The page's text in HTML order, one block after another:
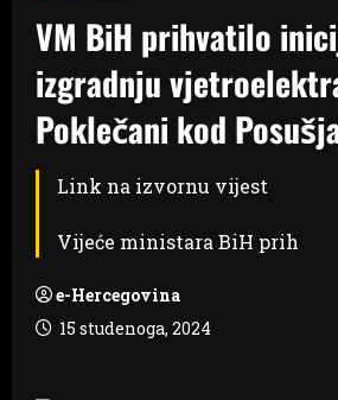
VM BiH prihvatilo
izgradnju
Poklečani kod
Link na izvornu vijest
Vijeće ministara BiH prih
e-Hercegovina
15 studenoga, 2024